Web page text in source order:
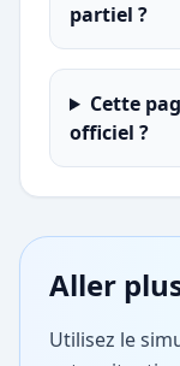
partiel ?
Cette
officiel ?
Aller
Utilisez le